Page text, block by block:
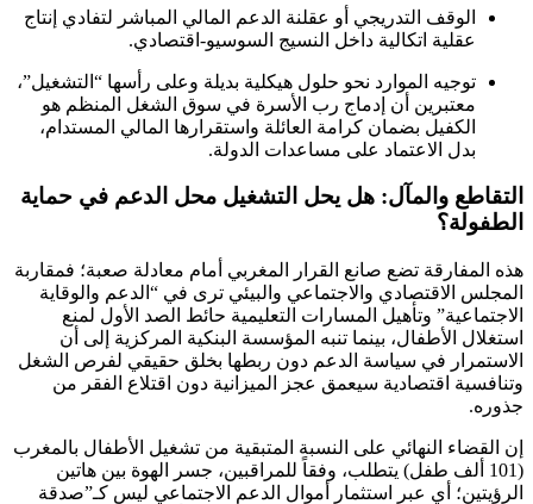
الوقف التدريجي أو عقلنة الدعم المالي المباشر لتفادي إنتاج
عقلية اتكالية داخل النسيج السوسيو-اقتصادي.
توجيه الموارد نحو حلول هيكلية بديلة وعلى رأسها “التشغيل”،
معتبرين أن إدماج رب الأسرة في سوق الشغل المنظم هو
الكفيل بضمان كرامة العائلة واستقرارها المالي المستدام،
بدل الاعتماد على مساعدات الدولة.
التقاطع والمآل: هل يحل التشغيل محل الدعم في حماية
الطفولة؟
هذه المفارقة تضع صانع القرار المغربي أمام معادلة صعبة؛ فمقاربة
المجلس الاقتصادي والاجتماعي والبيئي ترى في “الدعم والوقاية
الاجتماعية” وتأهيل المسارات التعليمية حائط الصد الأول لمنع
استغلال الأطفال، بينما تنبه المؤسسة البنكية المركزية إلى أن
الاستمرار في سياسة الدعم دون ربطها بخلق حقيقي لفرص الشغل
وتنافسية اقتصادية سيعمق عجز الميزانية دون اقتلاع الفقر من
جذوره.
إن القضاء النهائي على النسبة المتبقية من تشغيل الأطفال بالمغرب
(101 ألف طفل) يتطلب، وفقاً للمراقبين، جسر الهوة بين هاتين
الرؤيتين؛ أي عبر استثمار أموال الدعم الاجتماعي ليس كـ”صدقة